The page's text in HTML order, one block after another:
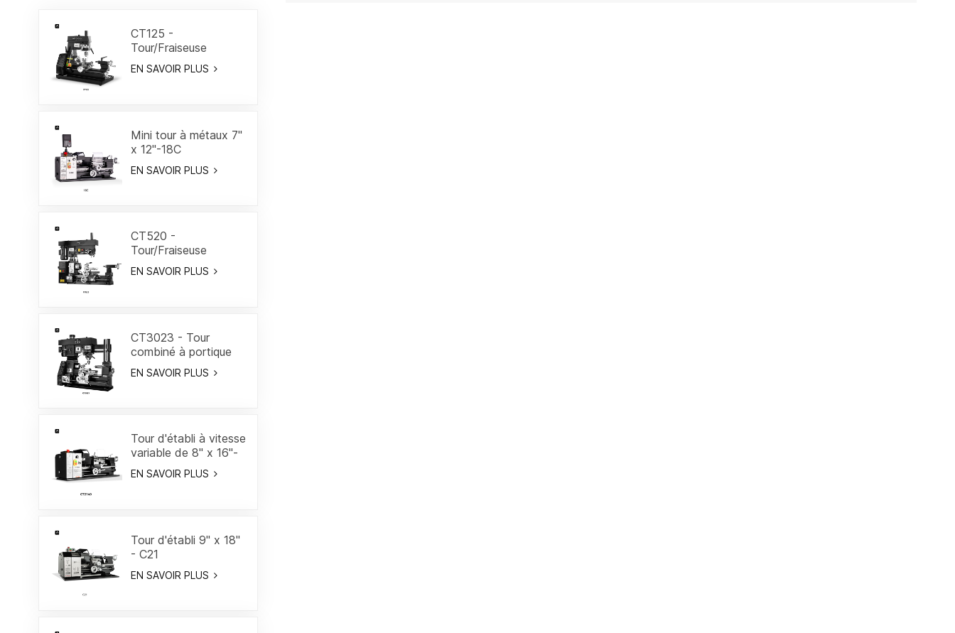
CT125 -
Tour/Fraiseuse
combiné 7"
EN SAVOIR PLUS
Mini tour à métaux 7"
x 12"-18C
EN SAVOIR PLUS
CT520 -
Tour/Fraiseuse
combiné 19-3/5"
EN SAVOIR PLUS
CT3023 - Tour
combiné à portique
18"
EN SAVOIR PLUS
Tour d'établi à vitesse
variable de 8" x 16"-
CT2140
EN SAVOIR PLUS
Tour d'établi 9" x 18"
- C21
EN SAVOIR PLUS